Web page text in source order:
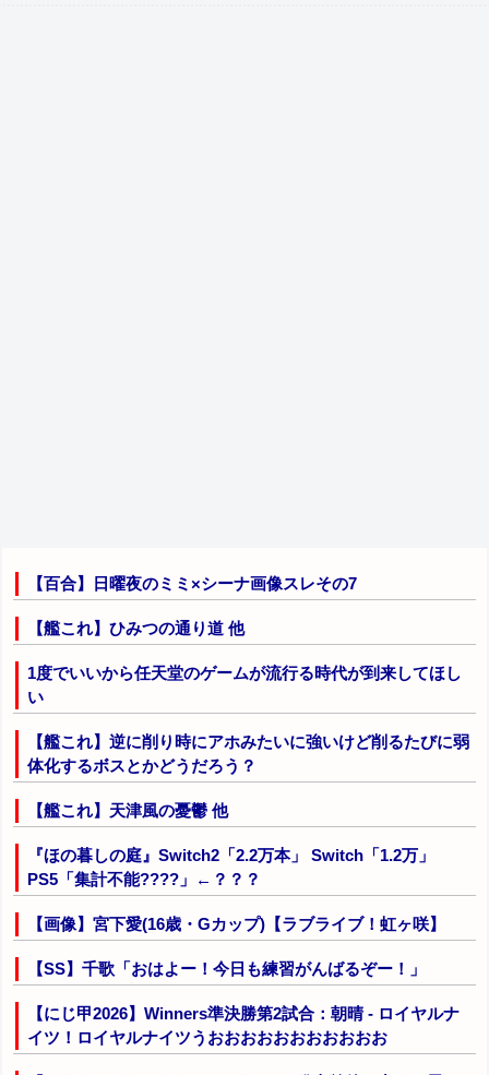
【百合】日曜夜のミミ×シーナ画像スレその7
【艦これ】ひみつの通り道 他
1度でいいから任天堂のゲームが流行る時代が到来してほし
い
【艦これ】逆に削り時にアホみたいに強いけど削るたびに弱
体化するボスとかどうだろう？
【艦これ】天津風の憂鬱 他
『ほの暮しの庭』Switch2「2.2万本」 Switch「1.2万」
PS5「集計不能????」←？？？
【画像】宮下愛(16歳・Gカップ)【ラブライブ！虹ヶ咲】
【SS】千歌「おはよー！今日も練習がんばるぞー！」
【にじ甲2026】Winners準決勝第2試合：朝晴 - ロイヤルナ
イツ！ロイヤルナイツうおおおおおおおおおおお